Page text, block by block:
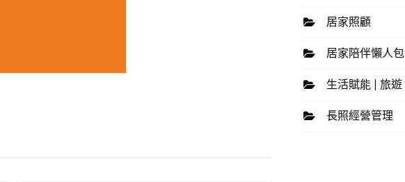
居家照顧
居家陪伴懶人包
生活賦能 | 旅遊
長照經營管理